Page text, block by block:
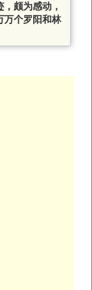
颇为感动，
万个罗阳和林